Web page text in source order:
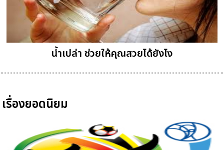
น้ำเปล่า ช่วยให้คุณสวยได้ยังไง
เรื่องยอดนิยม